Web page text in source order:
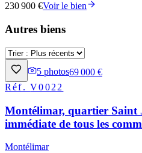
230 900 €Voir le bien
Autres biens
5 photos69 000 €
Réf.V0022
Montélimar, quartier Saint
immédiate de tous les
Montélimar